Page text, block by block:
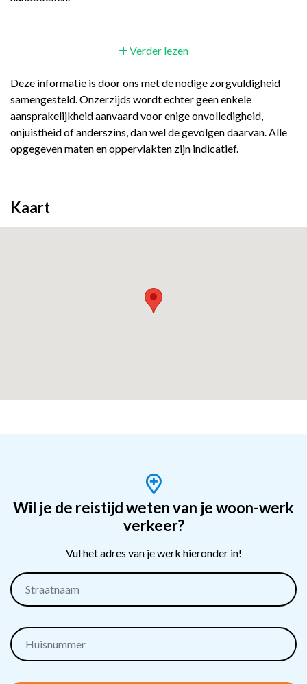
Verder lezen
Deze informatie is door ons met de nodige zorgvuldigheid
samengesteld. Onzerzijds wordt echter geen enkele
aansprakelijkheid aanvaard voor enige onvolledigheid,
onjuistheid of anderszins, dan wel de gevolgen daarvan. Alle
opgegeven maten en oppervlakten zijn indicatief.
Kaart
Wil je de reistijd weten van je woon-werk
verkeer?
Vul het adres van je werk hieronder in!